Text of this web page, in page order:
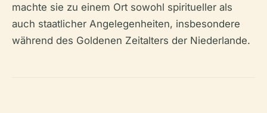
machte sie zu einem Ort sowohl spiritueller als
auch staatlicher Angelegenheiten, insbesondere
während des Goldenen Zeitalters der Niederlande.